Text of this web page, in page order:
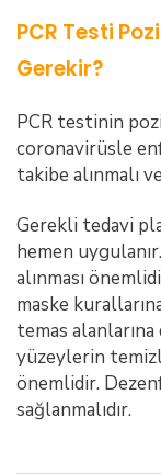
PCR Testi
Gerekir?
PCR testinin
coronavirüsle
takibe alınmalı
Gerekli tedavi
hemen
alınması
maske
temas
yüzeylerin
önemlidir.
sağlanmalıdır.